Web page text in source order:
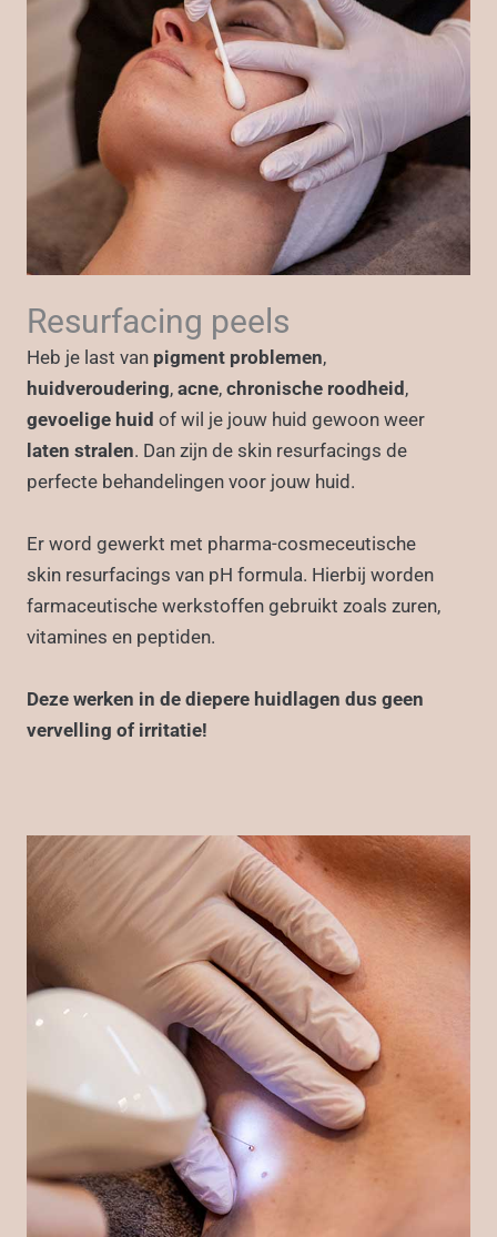
Resurfacing peels
Heb je last van pigment problemen,
huidveroudering, acne, chronische roodheid,
gevoelige huid of wil je jouw huid gewoon weer
laten stralen. Dan zijn de skin resurfacings de
perfecte behandelingen voor jouw huid.
Er word gewerkt met pharma-cosmeceutische
skin resurfacings van pH formula. Hierbij worden
farmaceutische werkstoffen gebruikt zoals zuren,
vitamines en peptiden.
Deze werken in de diepere huidlagen dus geen
vervelling of irritatie!